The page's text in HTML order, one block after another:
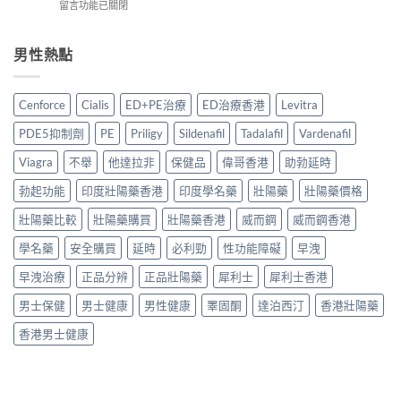
購
買
士〉
中
藥
壯
品
邊
款
最
得
買？〉
中
裡
穩
大
購
買
渠
與
正
貨
辨
別
南〉
中
推
香
款
他
達
拉
Generic
全
面
比
較
購
買
指
南〉
中
在
威
而
必
利
勁
比
較：
2026
香
港
雙
效
怎
麼
選？
效
果、
價
留言功能已關閉
男性熱點
Cenforce Cialis ED+PE治療 ED治療香港
Levitra
PDE5抑制劑
PE Priligy Sildenafil Tadalafil
Vardenafil
Viagra
不舉 他達拉非 保健品 偉哥香港
助勃延時
勃起功能
印度壯陽藥香港 印度學名藥 壯陽藥
壯陽藥價格
壯陽藥比較
壯陽藥購買 壯陽藥香港 威而鋼
威而鋼香港
學名藥
安全購買 延時 必利勁 性功能障礙
早洩
早洩治療
正品分辨 正品壯陽藥 犀利士
犀利士香港
男士保健
男士健康 男性健康 睪固酮 達泊西汀
香港壯陽藥
香港男士健康